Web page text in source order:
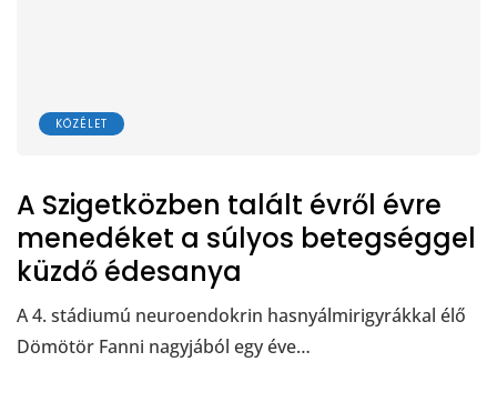
KÖZÉLET
A Szigetközben talált évről évre
menedéket a súlyos betegséggel
küzdő édesanya
A 4. stádiumú neuroendokrin hasnyálmirigyrákkal élő
Dömötör Fanni nagyjából egy éve…